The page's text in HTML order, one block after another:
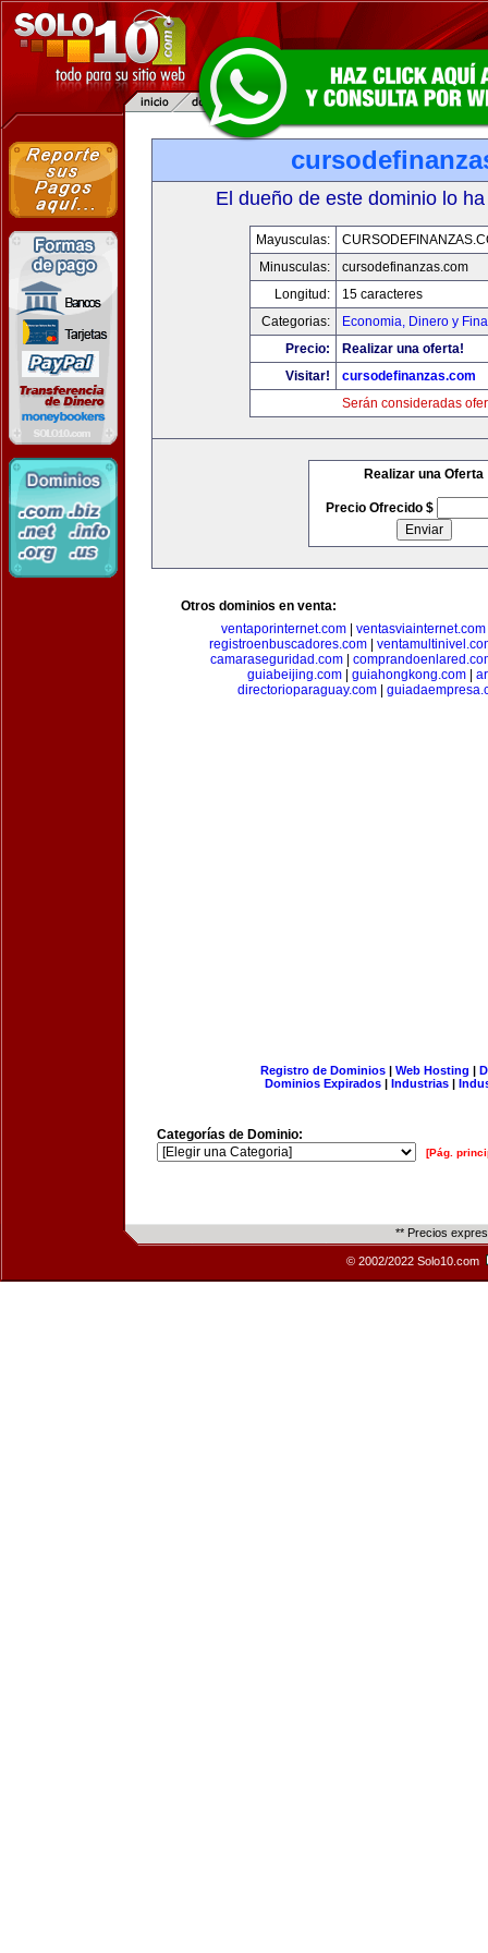
El dueño de este dominio lo
Mayusculas:
Minusculas:
cursodefinanzas.com
Longitud:
15 caracteres
Categorias:
Economia, Dinero y
Precio:
Realizar una oferta!
Visitar!
cursodefinanzas.com
Serán consideradas
Realizar una Oferta
Precio Ofrecido $
Otros dominios en venta:
ventaporinternet.com
ventasviainternet.com
registroenbuscadores.com
camaraseguridad.com
guiabeijing.com
guiahongkong.com
directorioparaguay.com|
Registro de Dominios| Web Hosting |
Dominios Expirados | Industrias |
Categorías de Dominio:
[Pág.
** Precios
© 2002/2022 Solo10.com